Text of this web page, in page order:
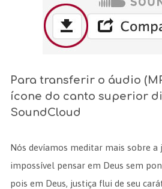
Para transferir o áudio
ícone do canto superior
SoundCloud
Nós devíamos meditar mais sobre a
impossível pensar em Deus sem
pois em Deus, justiça flui de seu